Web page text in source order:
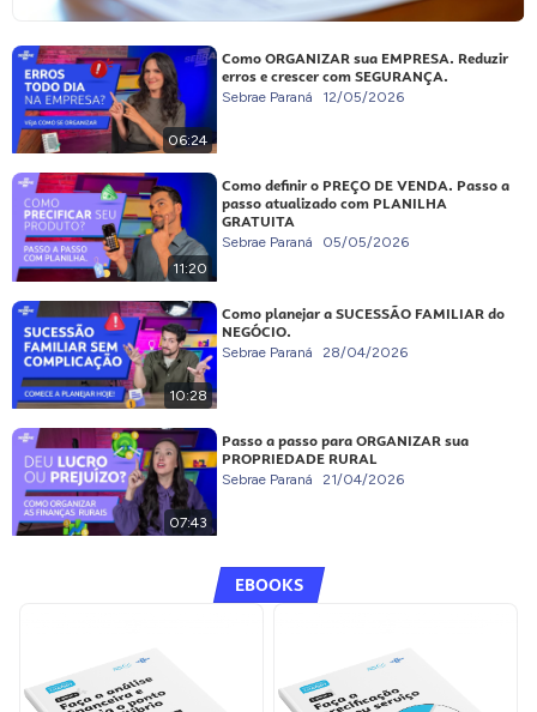
06:24
Como ORGANIZAR sua EMPRESA. Reduzir
erros e crescer com SEGURANÇA.
Sebrae Paraná 12/05/2026
11:20
Como definir o PREÇO DE VENDA. Passo a
passo atualizado com PLANILHA
GRATUITA
Sebrae Paraná 05/05/2026
10:28
Como planejar a SUCESSÃO FAMILIAR do
NEGÓCIO.
Sebrae Paraná 28/04/2026
07:43
Passo a passo para ORGANIZAR sua
PROPRIEDADE RURAL
Sebrae Paraná 21/04/2026
EBOOKS